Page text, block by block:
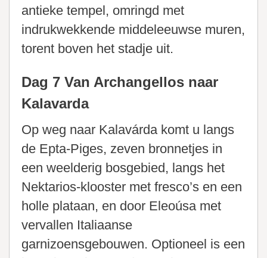
antieke tempel, omringd met
indrukwekkende middeleeuwse muren,
torent boven het stadje uit.
Dag 7 Van Archangellos naar
Kalavarda
Op weg naar Kalavárda komt u langs
de Epta-Piges, zeven bronnetjes in
een weelderig bosgebied, langs het
Nektarios-klooster met fresco’s en een
holle plataan, en door Eleoúsa met
vervallen Italiaanse
garnizoensgebouwen. Optioneel is een